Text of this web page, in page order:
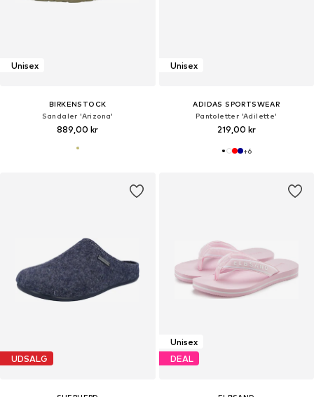
Unisex
BIRKENSTOCK
Sandaler 'Arizona'
889,00 kr
Unisex
ADIDAS SPORTSWEAR
Pantoletter 'Adilette'
219,00 kr
+6
UDSALG
Unisex
DEAL